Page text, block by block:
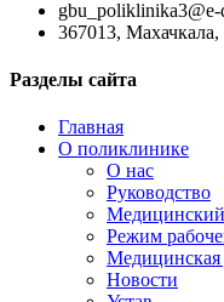
gbu_poliklinika3@e-
367013,
Разделы сайта
Главная
О поликлинике
О нас
Руководство
Режим
Медицинская
Новости